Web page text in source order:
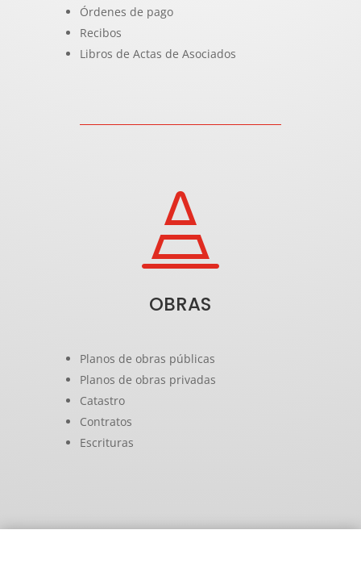
Órdenes de pago
Recibos
Libros de Actas de Asociados

OBRAS
Planos de obras públicas
Planos de obras privadas
Catastro
Contratos
Escrituras